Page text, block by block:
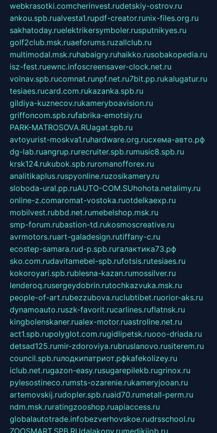
webkrasotki.comcherinvest.rudetskiy-ostrov.ru
ankou.spb.rualvesta1.rupdf-creator.runix-files.org.ru
sakhatoday.ruelektrikersymboler.rusputnikyes.ru
golf2club.msk.ruaeforums.ruzallclub.ru
multimodal.msk.ruhabaigry.ruhaikko.rusobakopedia.ru
isz-fest.ruewnc.infoscreensaver-clock.net.ru
volnav.spb.rucomnat.runpf.net.ru7bit.pp.rukalugatur.ru
tesiaes.rucard.com.rukazanka.spb.ru
gildiya-kuznecov.rukameryboavision.ru
griffoncom.spb.rufabrika-emotsiy.ru
PARK-MATROSOVA.RUagat.spb.ru
avtoyurist-moskva1.ruhardware.org.ruсхема-авто.рф
dg-lab.ruangrup.rurecruiter.spb.rumusic8.spb.ru
krsk124.rukubok.spb.ruromanofforex.ru
analitikaplus.ruspyonline.ruzosikamery.ru
sloboda-ural.pp.ruAUTO-COM.SUhohota.netalimy.ru
online-z.comaromat-vostoka.ruotdelkaexp.ru
mobilvest.rubbd.net.rumebelshop.msk.ru
smp-forum.rubastion-td.rukosmoscreative.ru
avrmotors.ruart-galadesign.rutiffany-c.ru
ecostep-samara.rud-p.spb.ruгалактика73.рф
sko.com.rudavitamebel-spb.rufotsis.rutesiaes.ru
kokoroyari.spb.rublesna-kazan.rumossilver.ru
lenderoq.rusergeydobrin.rutochkazvuka.msk.ru
people-of-art.rubezzubova.ruclubtibet.ruorior-aks.ru
dynamoauto.ruszk-favorit.rucarlines.ruflatnsk.ru
kingbolenskaner.rualex-motor.ruastroline.net.ru
act1.spb.rupolyglot.com.rugidlipetsk.ruooo-driada.ru
detsad125.rumir-zdoroviya.rubruslanovo.rusiterem.ru
council.spb.ruлодкипатриот.рфkafekolizey.ru
iclub.net.rugazon-easy.rusugarepilekb.rugrinox.ru
pylesostineco.rumsts-ozarenie.rukameryjooan.ru
artemovskij.rudopler.spb.ruaid70.rumetall-perm.ru
ndm.msk.ruratingzooshop.ruapiaccess.ru
globalautotrade.infobezverhovskoe.rudrsschool.ru
ZOOSMART.SPB.RUdalakony.rumedikijob.ru